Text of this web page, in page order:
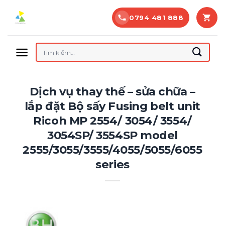
0794 481 888
Tìm
kiếm:
Dịch vụ thay thế – sửa chữa –
lắp đặt Bộ sấy Fusing belt unit
Ricoh MP 2554/ 3054/ 3554/
3054SP/ 3554SP model
2555/3055/3555/4055/5055/6055
series